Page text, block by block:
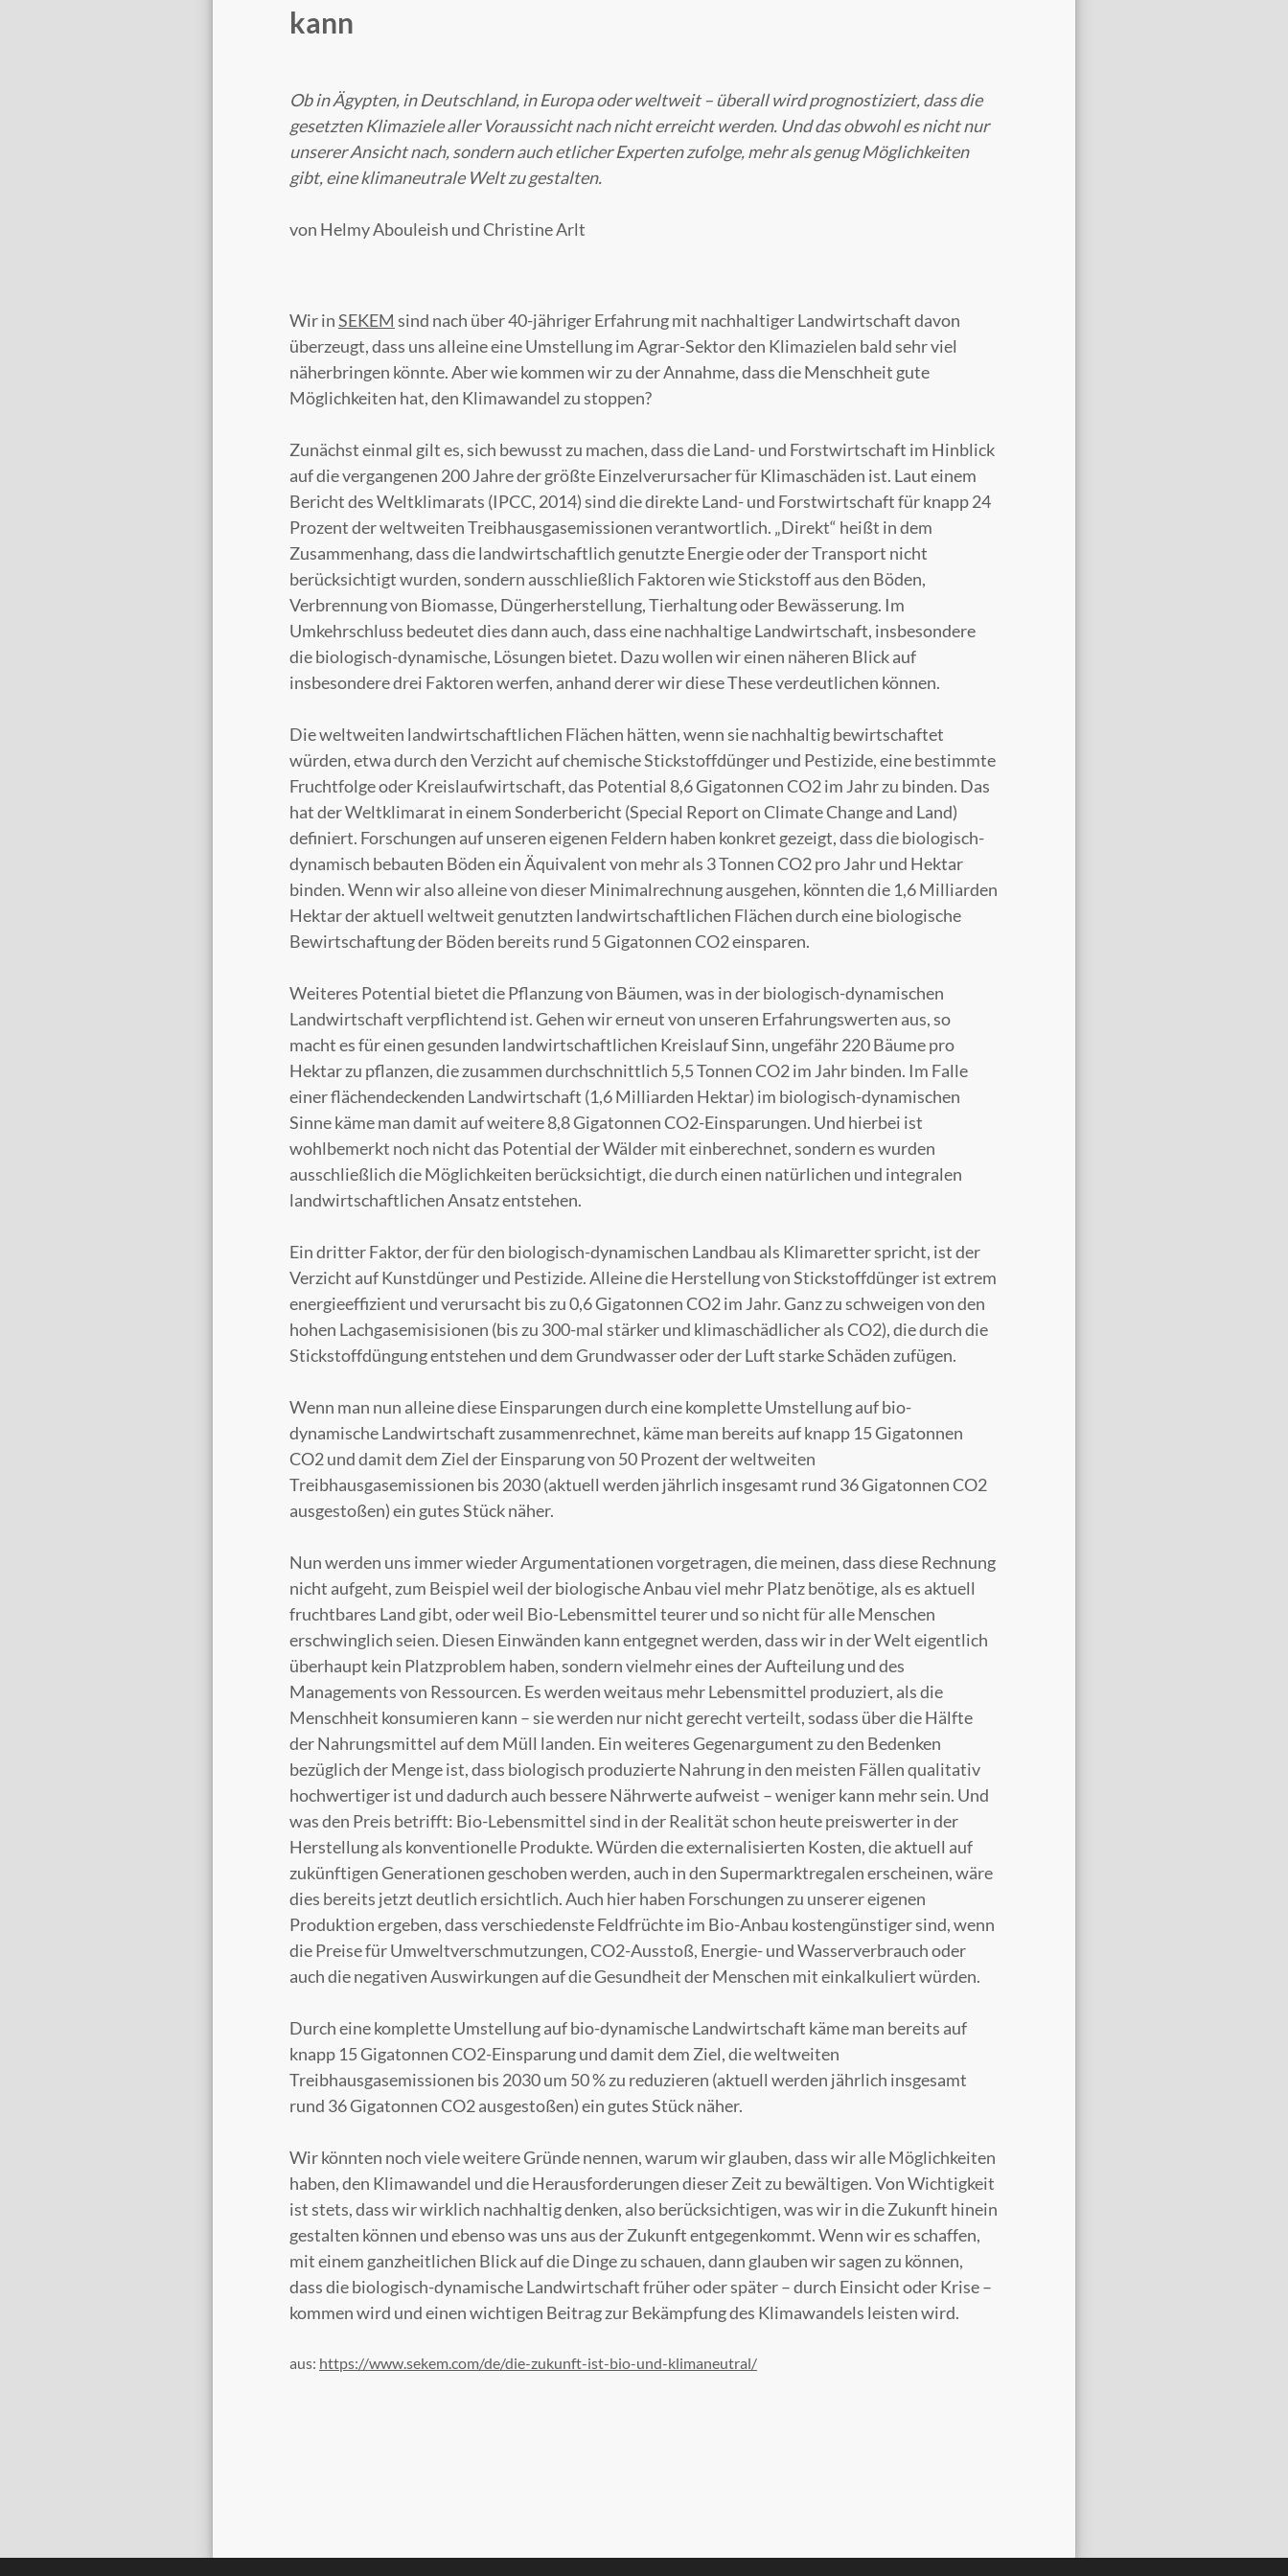
kann
Ob in Ägypten, in Deutschland, in Europa oder weltweit – überall wird prognostiziert, dass die
gesetzten Klimaziele aller Voraussicht nach nicht erreicht werden. Und das obwohl es nicht nur
unserer Ansicht nach, sondern auch etlicher Experten zufolge, mehr als genug Möglichkeiten
gibt, eine klimaneutrale Welt zu gestalten.
von Helmy Abouleish und Christine Arlt
Wir inSEKEM sind nach über 40-jähriger Erfahrung mit nachhaltiger Landwirtschaft davon
überzeugt, dass uns alleine eine Umstellung im Agrar-Sektor den Klimazielen bald sehr viel
näherbringen könnte. Aber wie kommen wir zu der Annahme, dass die Menschheit gute
Möglichkeiten hat, den Klimawandel zu stoppen?
Zunächst einmal gilt es, sich bewusst zu machen, dass die Land- und Forstwirtschaft im Hinblick
auf die vergangenen 200 Jahre der größte Einzelverursacher für Klimaschäden ist. Laut einem
Bericht des Weltklimarats (IPCC, 2014) sind die direkte Land- und Forstwirtschaft für knapp 24
Prozent der weltweiten Treibhausgasemissionen verantwortlich. „Direkt“ heißt in dem
Zusammenhang, dass die landwirtschaftlich genutzte Energie oder der Transport nicht
berücksichtigt wurden, sondern ausschließlich Faktoren wie Stickstoff aus den Böden,
Verbrennung von Biomasse, Düngerherstellung, Tierhaltung oder Bewässerung. Im
Umkehrschluss bedeutet dies dann auch, dass eine nachhaltige Landwirtschaft, insbesondere
die biologisch-dynamische, Lösungen bietet. Dazu wollen wir einen näheren Blick auf
insbesondere drei Faktoren werfen, anhand derer wir diese These verdeutlichen können.
Die weltweiten landwirtschaftlichen Flächen hätten, wenn sie nachhaltig bewirtschaftet
würden, etwa durch den Verzicht auf chemische Stickstoffdünger und Pestizide, eine bestimmte
Fruchtfolge oder Kreislaufwirtschaft, das Potential 8,6 Gigatonnen CO2 im Jahr zu binden. Das
hat der Weltklimarat in einem Sonderbericht (Special Report on Climate Change and Land)
definiert. Forschungen auf unseren eigenen Feldern haben konkret gezeigt, dass die biologisch-
dynamisch bebauten Böden ein Äquivalent von mehr als 3 Tonnen CO2 pro Jahr und Hektar
binden. Wenn wir also alleine von dieser Minimalrechnung ausgehen, könnten die 1,6 Milliarden
Hektar der aktuell weltweit genutzten landwirtschaftlichen Flächen durch eine biologische
Bewirtschaftung der Böden bereits rund 5 Gigatonnen CO2 einsparen.
Weiteres Potential bietet die Pflanzung von Bäumen, was in der biologisch-dynamischen
Landwirtschaft verpflichtend ist. Gehen wir erneut von unseren Erfahrungswerten aus, so
macht es für einen gesunden landwirtschaftlichen Kreislauf Sinn, ungefähr 220 Bäume pro
Hektar zu pflanzen, die zusammen durchschnittlich 5,5 Tonnen CO2 im Jahr binden. Im Falle
einer flächendeckenden Landwirtschaft (1,6 Milliarden Hektar) im biologisch-dynamischen
Sinne käme man damit auf weitere 8,8 Gigatonnen CO2-Einsparungen. Und hierbei ist
wohlbemerkt noch nicht das Potential der Wälder mit einberechnet, sondern es wurden
ausschließlich die Möglichkeiten berücksichtigt, die durch einen natürlichen und integralen
landwirtschaftlichen Ansatz entstehen.
Ein dritter Faktor, der für den biologisch-dynamischen Landbau als Klimaretter spricht, ist der
Verzicht auf Kunstdünger und Pestizide. Alleine die Herstellung von Stickstoffdünger ist extrem
energieeffizient und verursacht bis zu 0,6 Gigatonnen CO2 im Jahr. Ganz zu schweigen von den
hohen Lachgasemisisionen (bis zu 300-mal stärker und klimaschädlicher als CO2), die durch die
Stickstoffdüngung entstehen und dem Grundwasser oder der Luft starke Schäden zufügen.
Wenn man nun alleine diese Einsparungen durch eine komplette Umstellung auf bio-
dynamische Landwirtschaft zusammenrechnet, käme man bereits auf knapp 15 Gigatonnen
CO2 und damit dem Ziel der Einsparung von 50 Prozent der weltweiten
Treibhausgasemissionen bis 2030 (aktuell werden jährlich insgesamt rund 36 Gigatonnen CO2
ausgestoßen) ein gutes Stück näher.
Nun werden uns immer wieder Argumentationen vorgetragen, die meinen, dass diese Rechnung
nicht aufgeht, zum Beispiel weil der biologische Anbau viel mehr Platz benötige, als es aktuell
fruchtbares Land gibt, oder weil Bio-Lebensmittel teurer und so nicht für alle Menschen
erschwinglich seien. Diesen Einwänden kann entgegnet werden, dass wir in der Welt eigentlich
überhaupt kein Platzproblem haben, sondern vielmehr eines der Aufteilung und des
Managements von Ressourcen. Es werden weitaus mehr Lebensmittel produziert, als die
Menschheit konsumieren kann – sie werden nur nicht gerecht verteilt, sodass über die Hälfte
der Nahrungsmittel auf dem Müll landen. Ein weiteres Gegenargument zu den Bedenken
bezüglich der Menge ist, dass biologisch produzierte Nahrung in den meisten Fällen qualitativ
hochwertiger ist und dadurch auch bessere Nährwerte aufweist – weniger kann mehr sein. Und
was den Preis betrifft: Bio-Lebensmittel sind in der Realität schon heute preiswerter in der
Herstellung als konventionelle Produkte. Würden die externalisierten Kosten, die aktuell auf
zukünftigen Generationen geschoben werden, auch in den Supermarktregalen erscheinen, wäre
dies bereits jetzt deutlich ersichtlich. Auch hier haben Forschungen zu unserer eigenen
Produktion ergeben, dass verschiedenste Feldfrüchte im Bio-Anbau kostengünstiger sind, wenn
die Preise für Umweltverschmutzungen, CO2-Ausstoß, Energie- und Wasserverbrauch oder
auch die negativen Auswirkungen auf die Gesundheit der Menschen mit einkalkuliert würden.
Durch eine komplette Umstellung auf bio-dynamische Landwirtschaft käme man bereits auf
knapp 15 Gigatonnen CO2-Einsparung und damit dem Ziel, die weltweiten
Treibhausgasemissionen bis 2030 um 50 % zu reduzieren (aktuell werden jährlich insgesamt
rund 36 Gigatonnen CO2 ausgestoßen) ein gutes Stück näher.
Wir könnten noch viele weitere Gründe nennen, warum wir glauben, dass wir alle Möglichkeiten
haben, den Klimawandel und die Herausforderungen dieser Zeit zu bewältigen. Von Wichtigkeit
ist stets, dass wir wirklich nachhaltig denken, also berücksichtigen, was wir in die Zukunft hinein
gestalten können und ebenso was uns aus der Zukunft entgegenkommt. Wenn wir es schaffen,
mit einem ganzheitlichen Blick auf die Dinge zu schauen, dann glauben wir sagen zu können,
dass die biologisch-dynamische Landwirtschaft früher oder später – durch Einsicht oder Krise –
kommen wird und einen wichtigen Beitrag zur Bekämpfung des Klimawandels leisten wird.
aus: https://www.sekem.com/de/die-zukunft-ist-bio-und-klimaneutral/